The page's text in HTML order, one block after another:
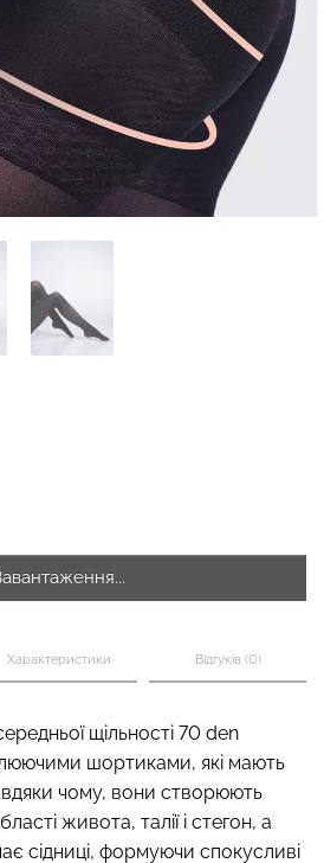
Характеристики Відгуків (0)
щільності 70 den
шортиками, які мають
чому, вони створюють
живота, талії і стегон, а
сідниці, формуючи спокусливі